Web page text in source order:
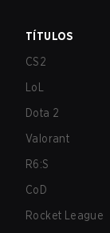
TÍTULOS
CS2
LoL
Dota 2
Valorant
R6:S
CoD
Rocket League